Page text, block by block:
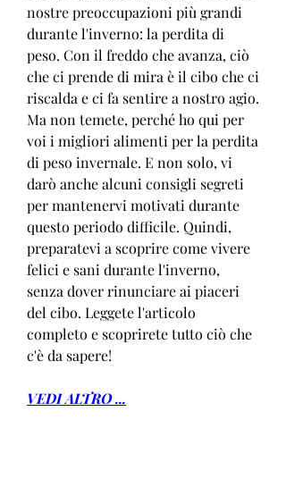
nostre preoccupazioni più grandi
durante l'inverno: la perdita di
peso. Con il freddo che avanza, ciò
che ci prende di mira è il cibo che ci
riscalda e ci fa sentire a nostro agio.
Ma non temete, perché ho qui per
voi i migliori alimenti per la perdita
di peso invernale. E non solo, vi
darò anche alcuni consigli segreti
per mantenervi motivati durante
questo periodo difficile. Quindi,
preparatevi a scoprire come vivere
felici e sani durante l'inverno,
senza dover rinunciare ai piaceri
del cibo. Leggete l'articolo
completo e scoprirete tutto ciò che
c'è da sapere!
VEDI ALTRO ...